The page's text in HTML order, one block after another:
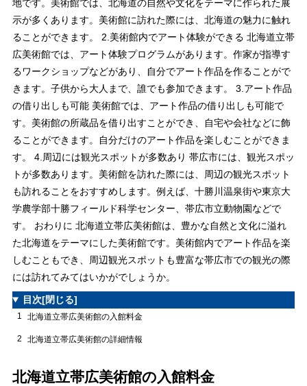
地です。美術館では、北海道の自然や文化をテーマに作られた展
示が多くあります。美術館に訪れた際には、北海道の魅力に触れ
ることができます。 2.美術館内でアート体験ができる 北海道立帯
広美術館では、アート体験プログラムがあります。作家が指導す
るワークショップなどがあり、自分でアート作品を作ることがで
きます。子供から大人まで、誰でも参加できます。 3.アート作品
の借り出しも可能 美術館では、アート作品の借り出しも可能で
す。美術館の所蔵品を借り出すことができ、自宅や会社などに飾
ることができます。自分だけのアート作品を楽しむことができま
す。 4.周辺には観光スポットが多数あり 帯広市には、観光スポッ
トが多数あります。美術館を訪れた際には、周辺の観光スポット
も訪れることをおすすめします。例えば、十勝川温泉街や東京大
学農学部十勝フィールド科学センター、帯広市立動物園などで
す。 おわりに 北海道立帯広美術館は、豊かな自然と文化に溢れ
た北海道をテーマにした美術館です。美術館内でアート作品を楽
しむこともでき、周辺観光スポットも豊富な帯広市での観光の際
には訪れてみてはいかがでしょうか。
目次[閉じる]
1 北海道立帯広美術館の入館料金
2 北海道立帯広美術館の詳細情報
北海道立帯広美術館の入館料金